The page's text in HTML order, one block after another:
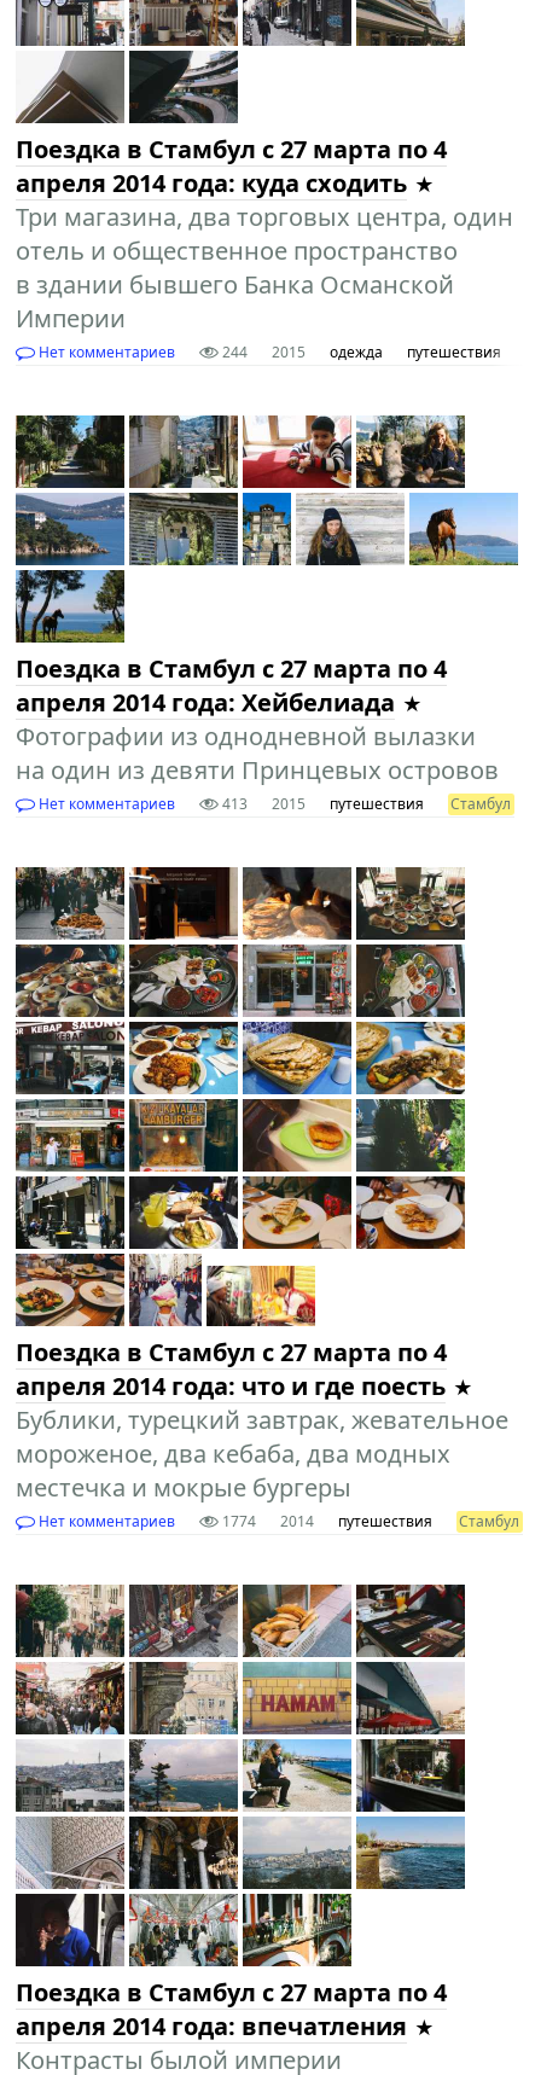
Поездка в Cтамбул с 27 марта по 4
апреля 2014 года: куда сходить
Три магазина, два торговых центра, один
отель и общественное пространство
в здании бывшего Банка Османской
Империи
Нет комментариев 244 2015 одежда путешествия
Поездка в Cтамбул с 27 марта по 4
апреля 2014 года: Хейбелиада
Фотографии из однодневной вылазки
на один из девяти Принцевых островов
Нет комментариев 413 2015 путешествия Стамбул
Поездка в Cтамбул с 27 марта по 4
апреля 2014 года: что и где поесть
Бублики, турецкий завтрак, жевательное
мороженое, два кебаба, два модных
местечка и мокрые бургеры
Нет комментариев 1774 2014 путешествия Стамбул
Поездка в Cтамбул с 27 марта по 4
апреля 2014 года: впечатления
Контрасты былой империи